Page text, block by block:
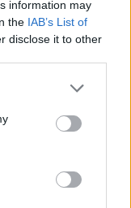
information may
the IAB’s List of
disclose it to other